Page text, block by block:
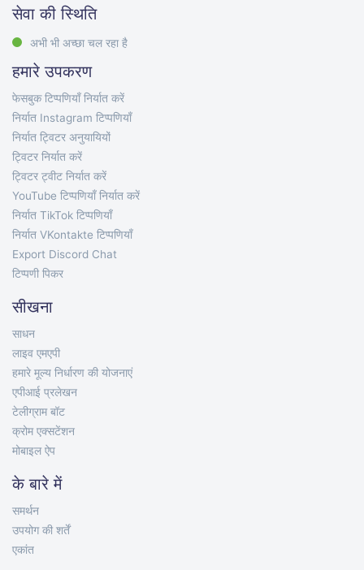
सेवा की स्थिति
अभी भी अच्छा चल रहा है
हमारे उपकरण
फेसबुक टिप्पणियाँ निर्यात करें
निर्यात Instagram टिप्पणियाँ
निर्यात ट्विटर अनुयायियों
ट्विटर निर्यात करें
ट्विटर ट्वीट निर्यात करें
YouTube टिप्पणियाँ निर्यात करें
निर्यात TikTok टिप्पणियाँ
निर्यात VKontakte टिप्पणियाँ
Export Discord Chat
टिप्पणी पिकर
सीखना
साधन
लाइव एमएपी
हमारे मूल्य निर्धारण की योजनाएं
एपीआई प्रलेखन
टेलीग्राम बॉट
क्रोम एक्सटेंशन
मोबाइल ऐप
के बारे में
समर्थन
उपयोग की शर्तें
एकांत